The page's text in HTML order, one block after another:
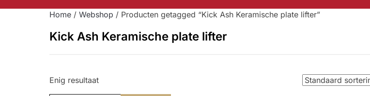
Home / Webshop / Producten getagged “Kick Ash Keramische plate lifter”
Kick Ash Keramische plate lifter
Enig resultaat